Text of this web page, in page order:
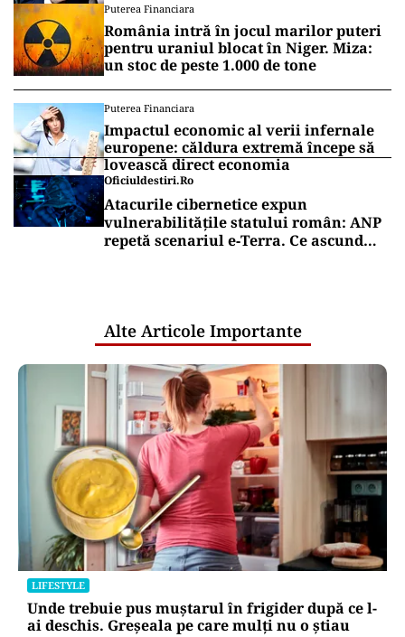
Puterea Financiara
România intră în jocul marilor puteri
pentru uraniul blocat în Niger. Miza:
un stoc de peste 1.000 de tone
Puterea Financiara
Impactul economic al verii infernale
europene: căldura extremă începe să
lovească direct economia
Oficiuldestiri.ro
Atacurile cibernetice expun
vulnerabilitățile statului român: ANP
repetă scenariul e‑Terra. Ce ascund
Alte Articole Importante
LIFESTYLE
Unde trebuie pus muștarul în frigider după ce l-
ai deschis. Greșeala pe care mulți nu o știau